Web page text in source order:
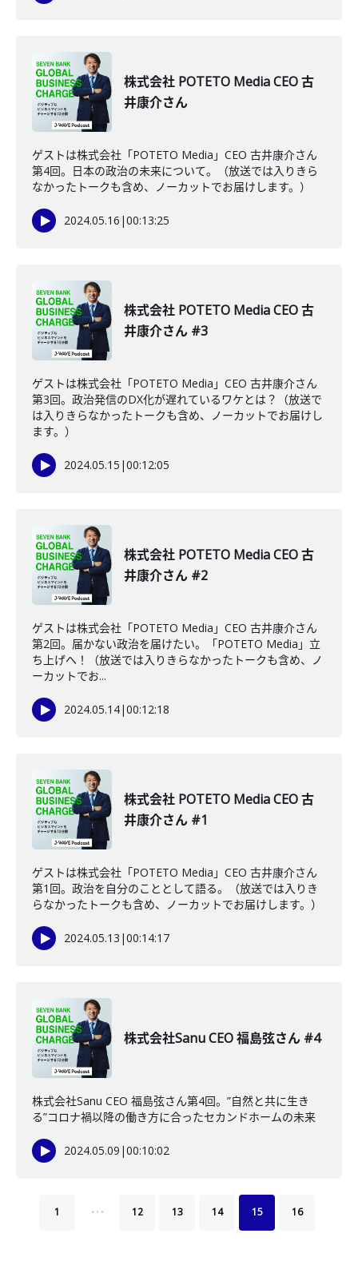
株式会社 POTETO Media CEO 古
井康介さん
ゲストは株式会社「POTETO Media」CEO 古井康介さん
第4回。日本の政治の未来について。（放送では入りきら
なかったトークも含め、ノーカットでお届けします。）
2024.05.16 |00:13:25
株式会社 POTETO Media CEO 古
井康介さん #3
ゲストは株式会社「POTETO Media」CEO 古井康介さん
第3回。政治発信のDX化が遅れているワケとは？（放送で
は入りきらなかったトークも含め、ノーカットでお届けし
ます。）
2024.05.15 |00:12:05
株式会社 POTETO Media CEO 古
井康介さん #2
ゲストは株式会社「POTETO Media」CEO 古井康介さん
第2回。届かない政治を届けたい。「POTETO Media」立
ち上げへ！（放送では入りきらなかったトークも含め、ノ
ーカットでお...
2024.05.14|00:12:18
株式会社 POTETO Media CEO 古
井康介さん #1
ゲストは株式会社「POTETO Media」CEO 古井康介さん
第1回。政治を自分のこととして語る。（放送では入りき
らなかったトークも含め、ノーカットでお届けします。）
2024.05.13 |00:14:17
株式会社Sanu CEO 福島弦さん #4
株式会社Sanu CEO 福島弦さん第4回。”自然と共に生き
る”コロナ禍以降の働き方に合ったセカンドホームの未来
2024.05.09 |00:10:02
1 … 12 13 14 15 16